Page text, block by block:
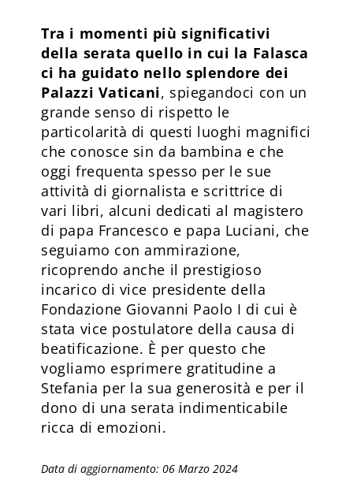
Tra i momenti più significativi
della serata quello in cui la Falasca
ci ha guidato nello splendore dei
Palazzi Vaticani, spiegandoci con un
grande senso di rispetto le
particolarità di questi luoghi magnifici
che conosce sin da bambina e che
oggi frequenta spesso per le sue
attività di giornalista e scrittrice di
vari libri, alcuni dedicati al magistero
di papa Francesco e papa Luciani, che
seguiamo con ammirazione,
ricoprendo anche il prestigioso
incarico di vice presidente della
Fondazione Giovanni Paolo I di cui è
stata vice postulatore della causa di
beatificazione. È per questo che
vogliamo esprimere gratitudine a
Stefania per la sua generosità e per il
dono di una serata indimenticabile
ricca di emozioni.
Data di aggiornamento: 06 Marzo 2024